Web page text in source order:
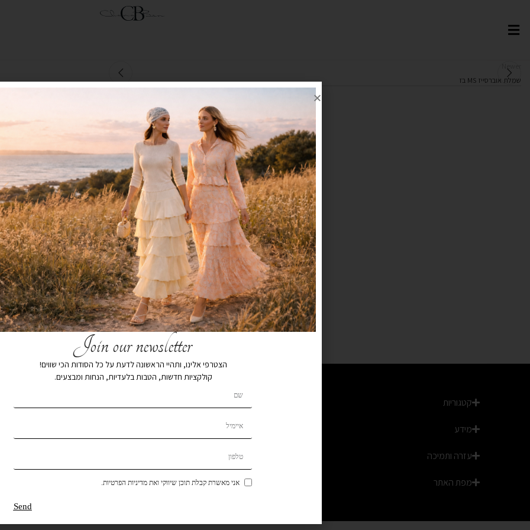
שמלת אוברסייז MS בז
קטגוריות
מידע
עזרה ותמיכה
מפת האתר
Join our newsletter
הצטרפי אלינו, ותהיי הראשונה לדעת על כל הסודות הכי שווים!
קולקציות חדשות, הטבות בלעדיות, הנחות ומבצעים.
אני מאשרת קבלת תוכן שיווקי ואת מדיניות הפרטיות.
Send